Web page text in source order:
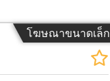
โฆษณาขนาดเล็ก